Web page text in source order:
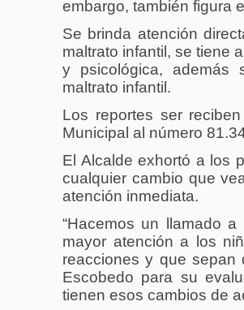
embargo, también figura
Se brinda atención
maltrato infantil, se tiene
y psicológica, además
maltrato infantil.
Los reportes ser
Municipal al número
El Alcalde exhortó a los
cualquier cambio que
atención inmediata.
“Hacemos un llamado
mayor atención a los
reacciones y que sepan
Escobedo para su
tienen esos cambios de